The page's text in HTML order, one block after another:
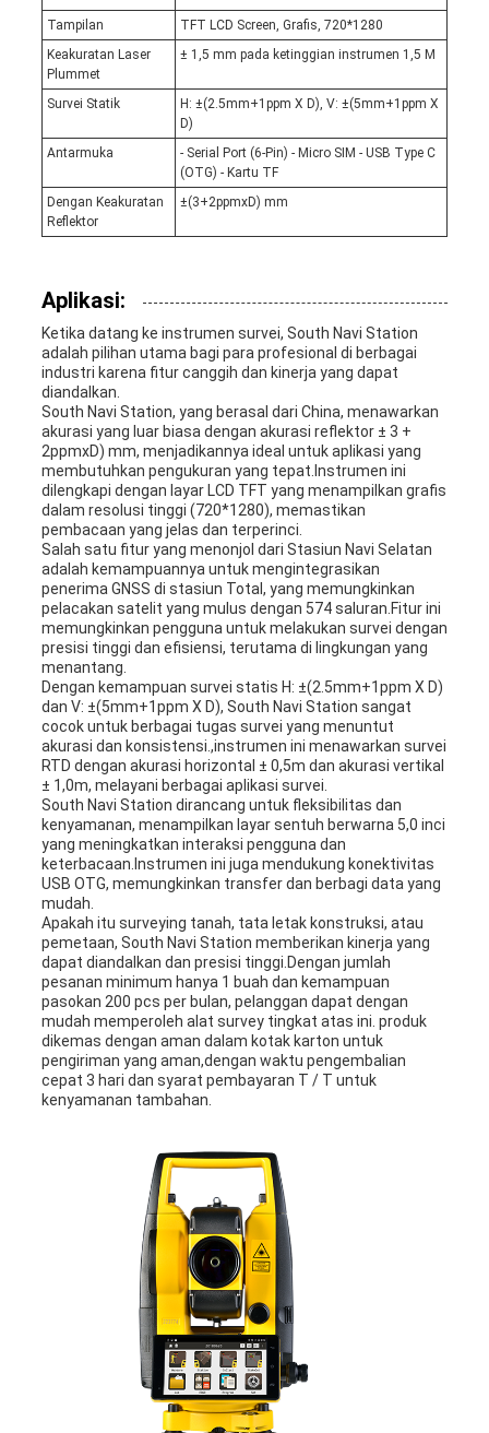
Tampilan
TFT LCD Screen, Grafis, 720*1280
Keakuratan Laser
Plummet
± 1,5 mm pada ketinggian instrumen 1,5 M
Survei Statik
H: ±(2.5mm+1ppm X D), V: ±(5mm+1ppm X
D)
Antarmuka
- Serial Port (6-Pin) - Micro SIM - USB Type C
(OTG) - Kartu TF
Dengan Keakuratan
Reflektor
±(3+2ppmxD) mm
Aplikasi:
Ketika datang ke instrumen survei, South Navi Station
adalah pilihan utama bagi para profesional di berbagai
industri karena fitur canggih dan kinerja yang dapat
diandalkan.
South Navi Station, yang berasal dari China, menawarkan
akurasi yang luar biasa dengan akurasi reflektor ± 3 +
2ppmxD) mm, menjadikannya ideal untuk aplikasi yang
membutuhkan pengukuran yang tepat.Instrumen ini
dilengkapi dengan layar LCD TFT yang menampilkan grafis
dalam resolusi tinggi (720*1280), memastikan
pembacaan yang jelas dan terperinci.
Salah satu fitur yang menonjol dari Stasiun Navi Selatan
adalah kemampuannya untuk mengintegrasikan
penerima GNSS di stasiun Total, yang memungkinkan
pelacakan satelit yang mulus dengan 574 saluran.Fitur ini
memungkinkan pengguna untuk melakukan survei dengan
presisi tinggi dan efisiensi, terutama di lingkungan yang
menantang.
Dengan kemampuan survei statis H: ±(2.5mm+1ppm X D)
dan V: ±(5mm+1ppm X D), South Navi Station sangat
cocok untuk berbagai tugas survei yang menuntut
akurasi dan konsistensi.,instrumen ini menawarkan survei
RTD dengan akurasi horizontal ± 0,5m dan akurasi vertikal
± 1,0m, melayani berbagai aplikasi survei.
South Navi Station dirancang untuk fleksibilitas dan
kenyamanan, menampilkan layar sentuh berwarna 5,0 inci
yang meningkatkan interaksi pengguna dan
keterbacaan.Instrumen ini juga mendukung konektivitas
USB OTG, memungkinkan transfer dan berbagi data yang
mudah.
Apakah itu surveying tanah, tata letak konstruksi, atau
pemetaan, South Navi Station memberikan kinerja yang
dapat diandalkan dan presisi tinggi.Dengan jumlah
pesanan minimum hanya 1 buah dan kemampuan
pasokan 200 pcs per bulan, pelanggan dapat dengan
mudah memperoleh alat survey tingkat atas ini. produk
dikemas dengan aman dalam kotak karton untuk
pengiriman yang aman,dengan waktu pengembalian
cepat 3 hari dan syarat pembayaran T / T untuk
kenyamanan tambahan.